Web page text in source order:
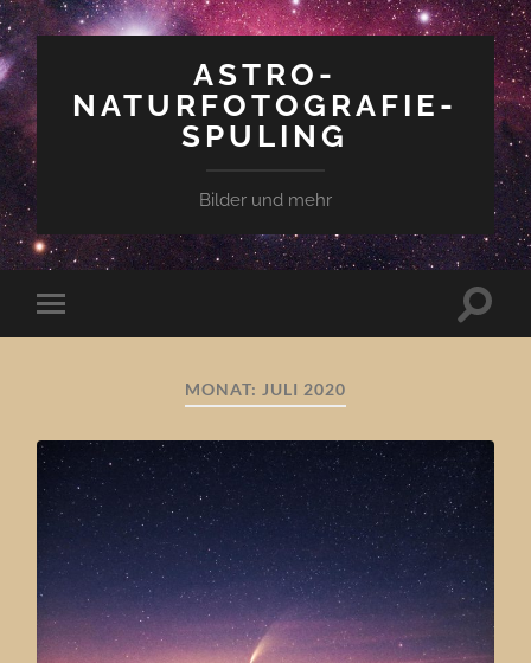
ASTRO-
NATURFOTOGRAFIE-
SPULING
Bilder und mehr
Mobile-
Menü
MONAT: JULI 2020